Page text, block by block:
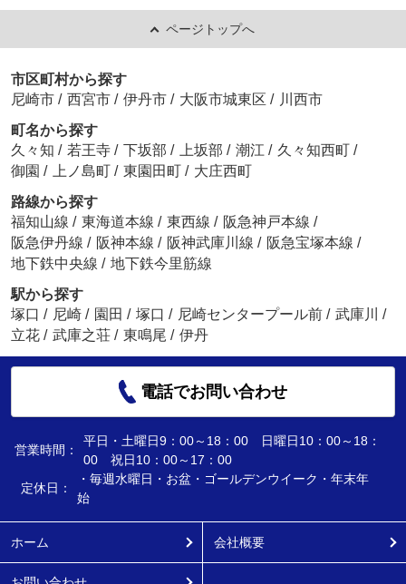
ページトップへ
市区町村から探す
尼崎市 / 西宮市 / 伊丹市 / 大阪市城東区 / 川西市
町名から探す
久々知 / 若王寺 / 下坂部 / 上坂部 / 潮江 / 久々知西町 /
御園 / 上ノ島町 / 東園田町 / 大庄西町
路線から探す
福知山線 / 東海道本線 / 東西線 / 阪急神戸本線 /
阪急伊丹線 / 阪神本線 / 阪神武庫川線 / 阪急宝塚本線 /
地下鉄中央線 / 地下鉄今里筋線
駅から探す
塚口 / 尼崎 / 園田 / 塚口 / 尼崎センタープール前 / 武庫川
/
立花 / 武庫之荘 / 東鳴尾 / 伊丹
電話でお問い合わせ
営業時間：
平日・土曜日9：00～18：00 日曜日10：00～18：
00 祝日10：00～17：00
定休日：
・毎週水曜日・お盆・ゴールデンウイーク・年末年
始
ホーム 会社概要